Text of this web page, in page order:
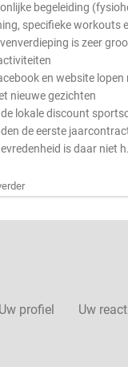
begeleiding
specifieke workouts
is zeer
en website lopen
nieuwe gezichten
de lokale discount
de eerste
is daar niet
Uw profiel Uw